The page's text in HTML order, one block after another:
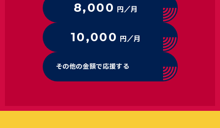
8,000 円／月
10,000 円／月
その他の金額で応援する